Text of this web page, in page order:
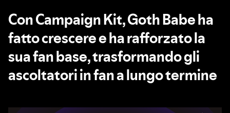
Con Campaign Kit, Goth Babe ha
fatto crescere e ha rafforzato la
sua fan base, trasformando gli
ascoltatori in fan a lungo termine